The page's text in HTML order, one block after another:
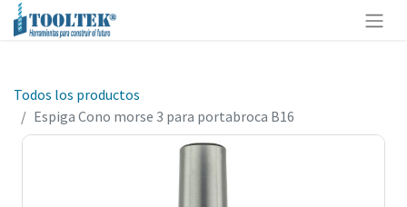
Todos los productos
Espiga Cono morse 3 para portabroca B16